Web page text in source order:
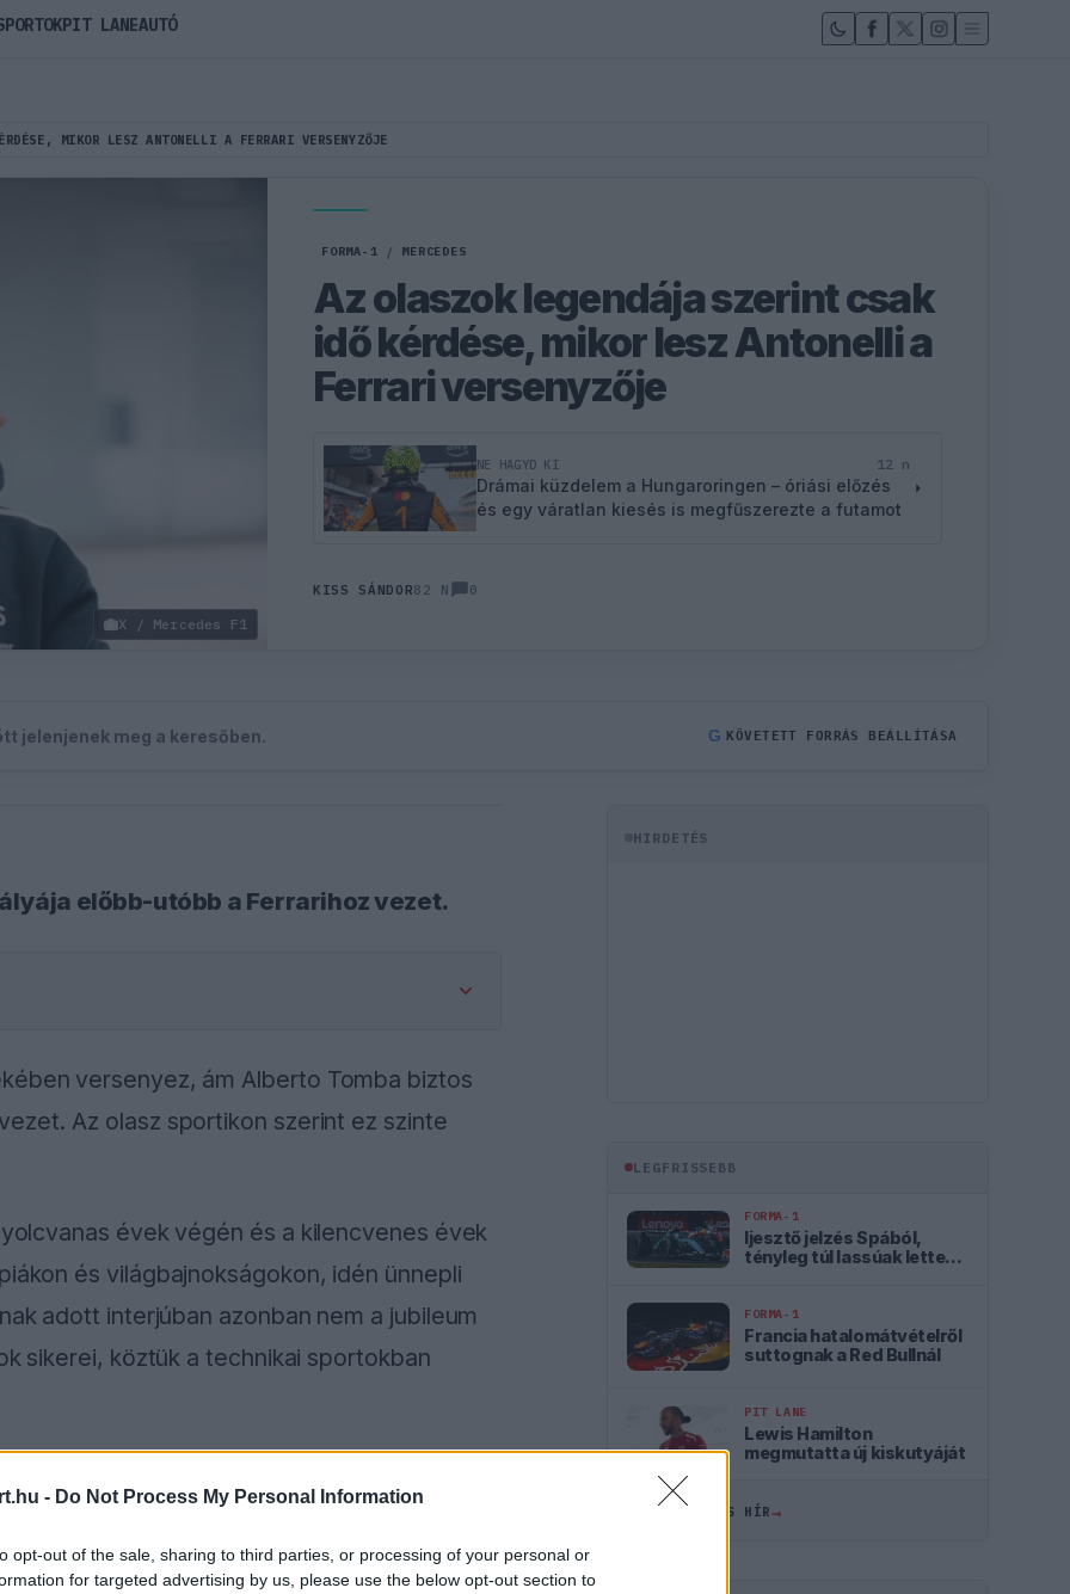
- Do Not Process My Personal Information
opt-out of the sale, sharing to third parties, or processing of your personal or
for targeted advertising by us, please use the below opt-out section to
MIKOR LESZ ANTONELLI A FERRARI VERSENYZŐJE
X / Mercedes F1
FORMA-1 / MERCEDES
Az olaszok legendája szerint csak
idő kérdése, mikor lesz Antonelli a
Ferrari versenyzője
NE HAGYD KI 12 n
Drámai küzdelem a Hungaroringen – óriási előzés
és egy váratlan kiesés is megfűszerezte a futamot
KISS SÁNDOR82 N 0
jelenjenek meg a keresőben. G KÖVETETT FORRÁS BEÁLLÍTÁSA
előbb-utóbb a Ferrarihoz vezet.
versenyez, ám Alberto Tomba biztos
Az olasz sportikon szerint ez szinte
évek végén és a kilencvenes évek
és világbajnokságokon, idén ünnepli
adott interjúban azonban nem a jubileum
sikerei, köztük a technikai sportokban
the server or network failed or because the
HIRDETÉS
LEGFRISSEBB
FORMA-1
Ijesztő jelzés Spából,
tényleg túl lassúak lettek
FORMA-1
Francia hatalomátvételről
suttognak a Red Bullnál
PIT LANE
Lewis Hamilton
megmutatta új kiskutyáját
ÖSSZES FRISS HÍR→
PIT LANEAUTÓ